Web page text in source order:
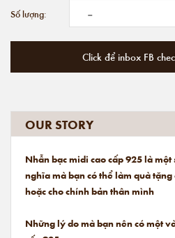
Số lượng: -
Click để inbox FB
OUR STORY
Nhẫn bạc midi cao cấp 925 là
nghĩa mà bạn có thể làm quà
hoặc cho chính bản thân mình
Những lý do mà bạn nên có một